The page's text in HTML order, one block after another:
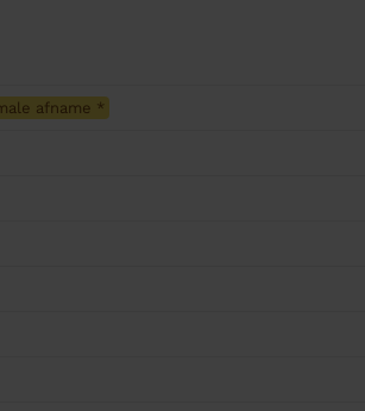
afname *